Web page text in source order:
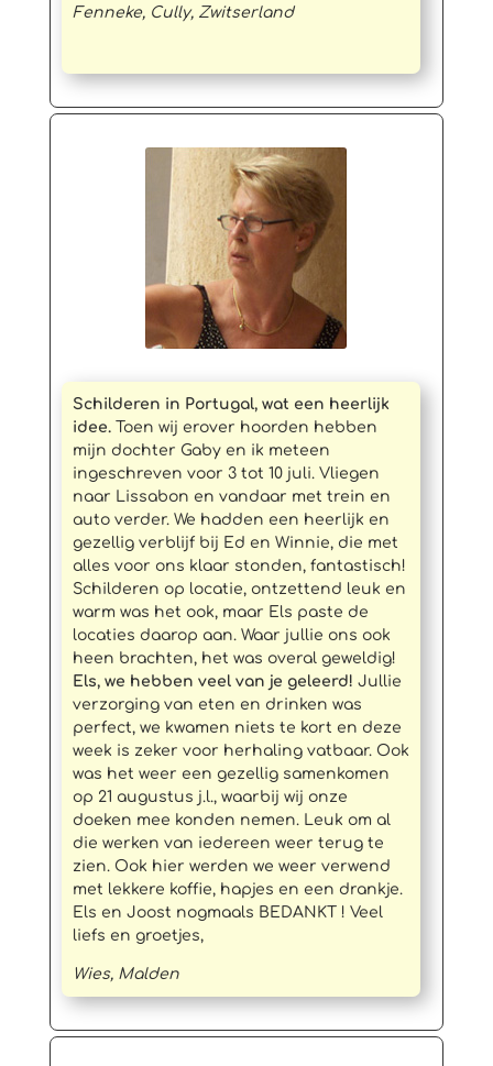
Fenneke, Cully, Zwitserland
Schilderen in Portugal, wat een heerlijk
idee.Toen wij erover hoorden hebben
mijn dochter Gaby en ik meteen
ingeschreven voor 3 tot 10 juli. Vliegen
naar Lissabon en vandaar met trein en
auto verder. We hadden een heerlijk en
gezellig verblijf bij Ed en Winnie, die met
alles voor ons klaar stonden, fantastisch!
Schilderen op locatie, ontzettend leuk en
warm was het ook, maar Els paste de
locaties daarop aan. Waar jullie ons ook
heen brachten, het was overal geweldig!
Els, we hebben veel van je geleerd! Jullie
verzorging van eten en drinken was
perfect, we kwamen niets te kort en deze
week is zeker voor herhaling vatbaar. Ook
was het weer een gezellig samenkomen
op 21 augustus j.l., waarbij wij onze
doeken mee konden nemen. Leuk om al
die werken van iedereen weer terug te
zien. Ook hier werden we weer verwend
met lekkere koffie, hapjes en een drankje.
Els en Joost nogmaals BEDANKT ! Veel
liefs en groetjes,
Wies, Malden